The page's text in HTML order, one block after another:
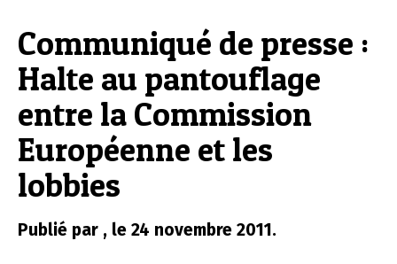
Communiqué de presse :
Halte au pantouflage
entre la Commission
Européenne et les
lobbies
Publié par , le 24 novembre 2011.